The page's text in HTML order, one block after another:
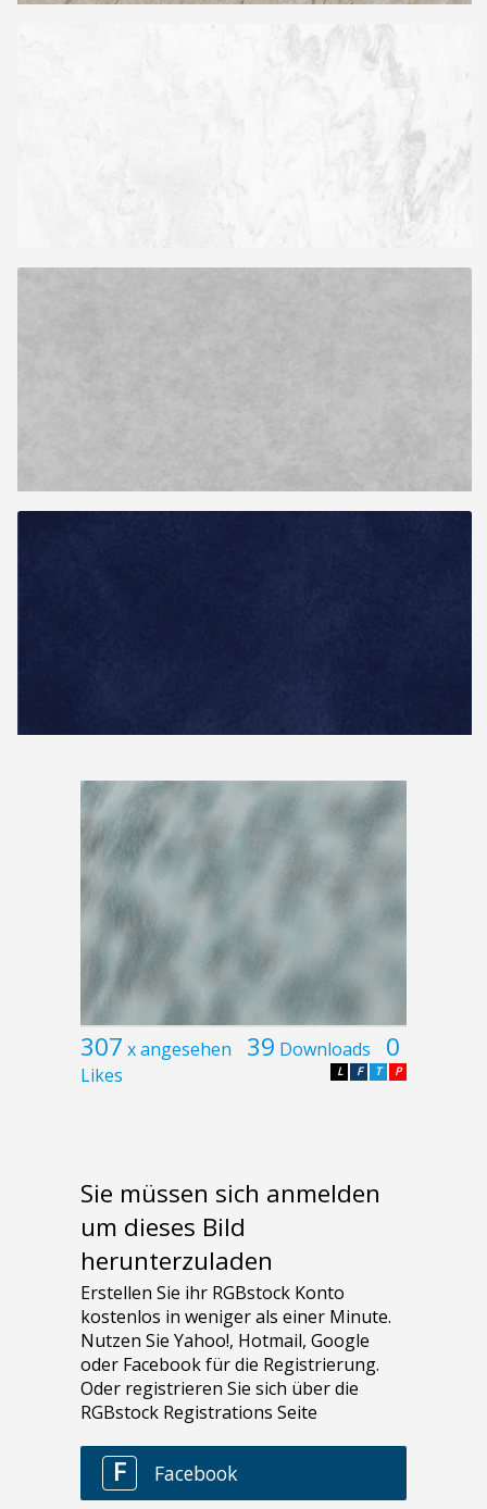
307 x angesehen 39 Downloads 0
Likes P
T
F
L
Sie müssen sich anmelden
um dieses Bild
herunterzuladen